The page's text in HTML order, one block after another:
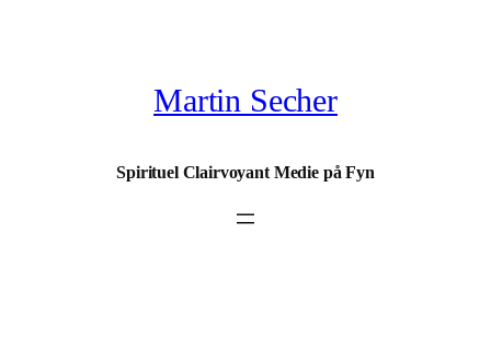
Martin Secher
Spirituel Clairvoyant Medie på Fyn